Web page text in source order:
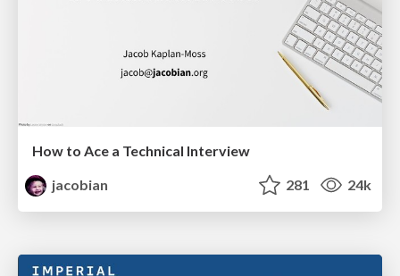
How to Ace a Technical Interview
jacobian
281 24k